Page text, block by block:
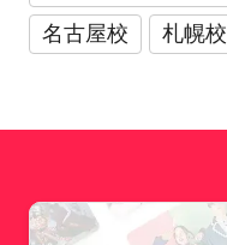
名古屋校
札幌校